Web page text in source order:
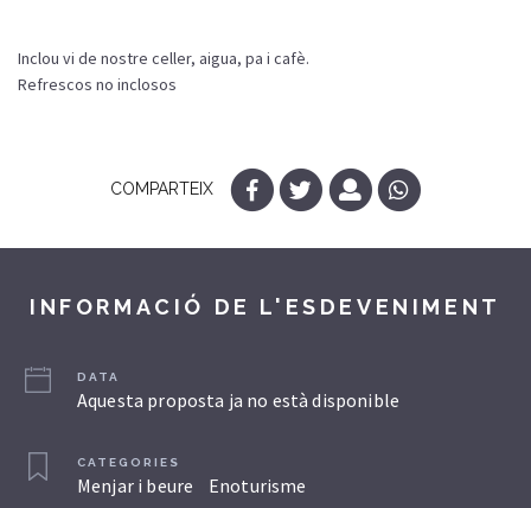
Inclou vi de nostre celler, aigua, pa i cafè.
Refrescos no inclosos
COMPARTEIX
INFORMACIÓ DE L'ESDEVENIMENT
DATA
Aquesta proposta ja no està disponible
CATEGORIES
Menjar i beure Enoturisme